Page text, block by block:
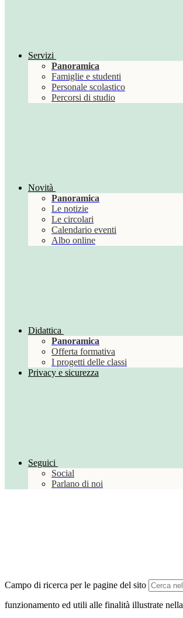
Servizi
Panoramica
Famiglie e studenti
Personale scolastico
Percorsi di studio
Novità
Panoramica
Le notizie
Le circolari
Calendario eventi
Albo online
Didattica
Panoramica
Offerta formativa
I progetti delle classi
Privacy e sicurezza
Seguici
Social
Parlano di noi
Campo di ricerca per le pagine del sito
funzionamento ed utili alle finalità illustrate nella